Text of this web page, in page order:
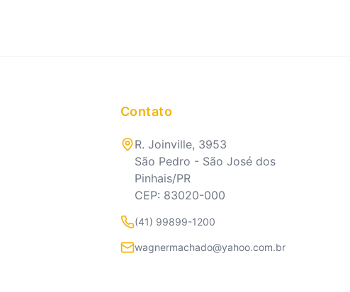
Contato
R. Joinville, 3953
São Pedro - São José dos
Pinhais/PR
CEP: 83020-000
(41) 99899-1200
wagnermachado@yahoo.com.br